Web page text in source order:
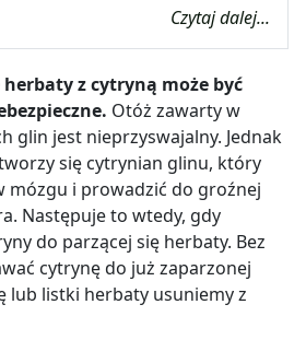
Czytaj dalej...
herbaty z cytryną może być
Otóż zawarty w
glin jest nieprzyswajalny. Jednak
się cytrynian glinu, który
mózgu i prowadzić do groźnej
Następuje to wtedy, gdy
do parzącej się herbaty. Bez
cytrynę do już zaparzonej
lub listki herbaty usuniemy z